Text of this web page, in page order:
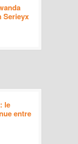
Serieyx
le
entre